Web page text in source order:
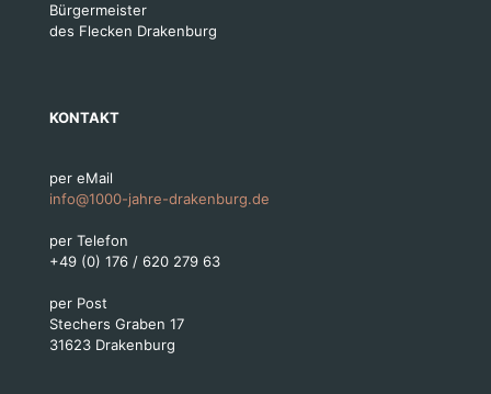
Bürgermeister
des Flecken Drakenburg
KONTAKT
per eMail
info@1000-jahre-drakenburg.de
per Telefon
+49 (0) 176 / 620 279 63
per Post
Stechers Graben 17
31623 Drakenburg